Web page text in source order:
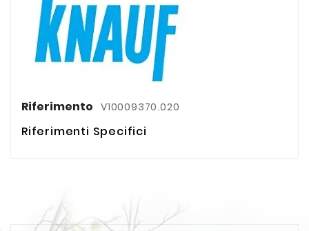
Riferimento V10009370.020
Riferimenti Specifici